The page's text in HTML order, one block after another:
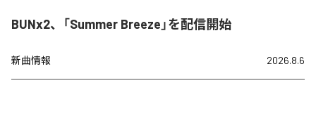
BUNx2、「Summer Breeze」を配信開始
新曲情報 2026.8.6